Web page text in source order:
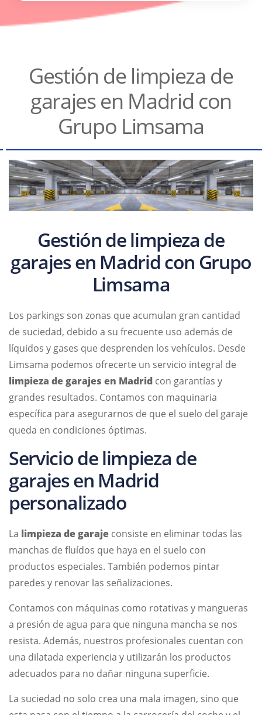
Gestión de limpieza de
garajes en Madrid con
Grupo Limsama
Gestión de limpieza de
garajes en Madrid con Grupo
Limsama
Los parkings son zonas que acumulan gran cantidad
de suciedad, debido a su frecuente uso además de
líquidos y gases que desprenden los vehículos. Desde
Limsama podemos ofrecerte un servicio integral de
limpieza de garajes en Madrid con garantías y
grandes resultados. Contamos con maquinaria
específica para asegurarnos de que el suelo del garaje
queda en condiciones óptimas.
Servicio de limpieza de
garajes en Madrid
personalizado
La limpieza de garaje consiste en eliminar todas las
manchas de fluídos que haya en el suelo con
productos especiales. También podemos pintar
paredes y renovar las señalizaciones.
Contamos con máquinas como rotativas y mangueras
a presión de agua para que ninguna mancha se nos
resista. Además, nuestros profesionales cuentan con
una dilatada experiencia y utilizarán los productos
adecuados para no dañar ninguna superficie.
La suciedad no solo crea una mala imagen, sino que